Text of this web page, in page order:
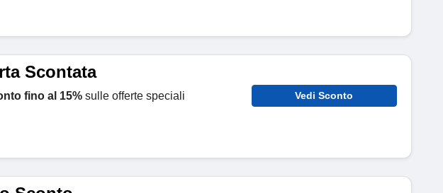
Scontata
fino al 15% sulle offerte speciali
Vedi Sconto